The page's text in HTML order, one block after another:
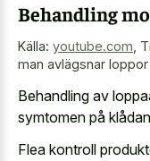
Behandling
Källa: youtube.com
man avlägsnar loppor
Behandling av
symtomen på
Flea kontroll